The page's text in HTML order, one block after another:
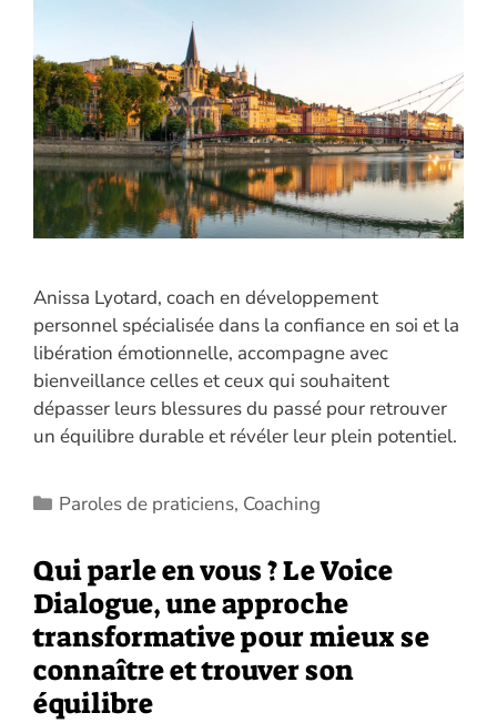
Anissa Lyotard, coach en développement
personnel spécialisée dans la confiance en soi et la
libération émotionnelle, accompagne avec
bienveillance celles et ceux qui souhaitent
dépasser leurs blessures du passé pour retrouver
un équilibre durable et révéler leur plein potentiel.
Catégories
Paroles de praticiens, Coaching
Qui parle en vous ? Le Voice
Dialogue, une approche
transformative pour mieux se
connaître et trouver son
équilibre